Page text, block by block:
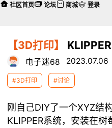
【3D打印】
电子迷68 2023.07.06
#3D打印 #讨论
刚自己DIY了一个XYZ结
KLIPPER系统，安装在
社区首页 论坛 商城 登录